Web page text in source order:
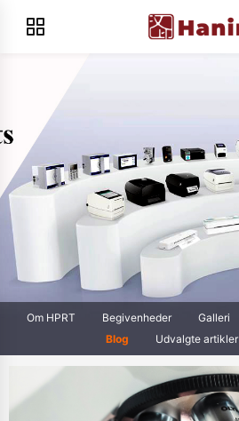
Om HPRT Begivenheder Galleri
Blog
Udvalgte artikler